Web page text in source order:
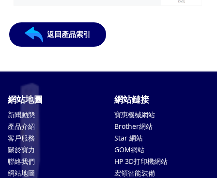
返回產品索引
網站地圖
新聞動態
產品介紹
客戶服務
關於寶力
聯絡我們
網站地圖
網站鏈接
寶惠機械網站
Brother網站
Star 網站
GOM網站
HP 3D打印機網站
宏領智能裝備